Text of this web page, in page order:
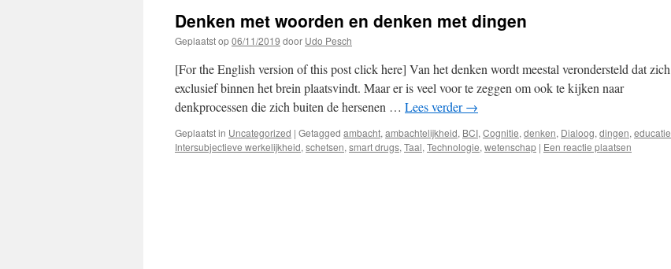
Denken met woorden en denken met dingen
Geplaatst op06/11/2019 door Udo Pesch
[For the English version of this post click here] Van het denken wordt meestal verondersteld dat zich
exclusief binnen het brein plaatsvindt. Maar er is veel voor te zeggen om ook te kijken naar
denkprocessen die zich buiten de hersenen … Lees verder→
Geplaatst in Uncategorized | Getagged ambacht, ambachtelijkheid, BCI, Cognitie, denken, Dialoog, dingen, educatie
Intersubjectieve werkelijkheid, schetsen, smart drugs, Taal, Technologie, wetenschap | Een reactie plaatsen